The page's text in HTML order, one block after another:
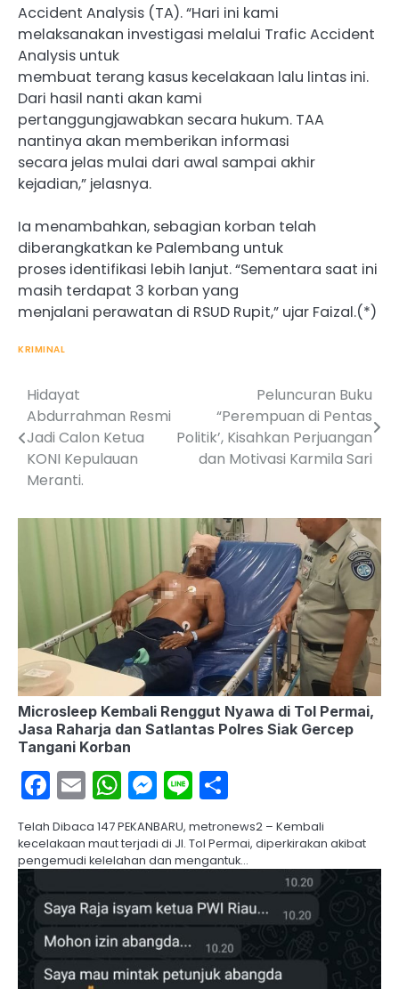
Accident Analysis (TA). “Hari ini kami
melaksanakan investigasi melalui Trafic Accident
Analysis untuk
membuat terang kasus kecelakaan lalu lintas ini.
Dari hasil nanti akan kami
pertanggungjawabkan secara hukum. TAA
nantinya akan memberikan informasi
secara jelas mulai dari awal sampai akhir
kejadian,” jelasnya.
Ia menambahkan, sebagian korban telah
diberangkatkan ke Palembang untuk
proses identifikasi lebih lanjut. “Sementara saat ini
masih terdapat 3 korban yang
menjalani perawatan di RSUD Rupit,” ujar Faizal.(*)
KRIMINAL
Post
navigation
Hidayat
Abdurrahman Resmi
Jadi Calon Ketua
KONI Kepulauan
Meranti.
Peluncuran Buku
“Perempuan di Pentas
Politik’, Kisahkan Perjuangan
dan Motivasi Karmila Sari
Microsleep Kembali Renggut Nyawa di Tol Permai,
Jasa Raharja dan Satlantas Polres Siak Gercep
Tangani Korban
Facebook
EmailWhatsApp
Messenger
Line
Telah Dibaca 147 PEKANBARU, metronews2 – Kembali
kecelakaan maut terjadi di Jl. Tol Permai, diperkirakan akibat
pengemudi kelelahan dan mengantuk…